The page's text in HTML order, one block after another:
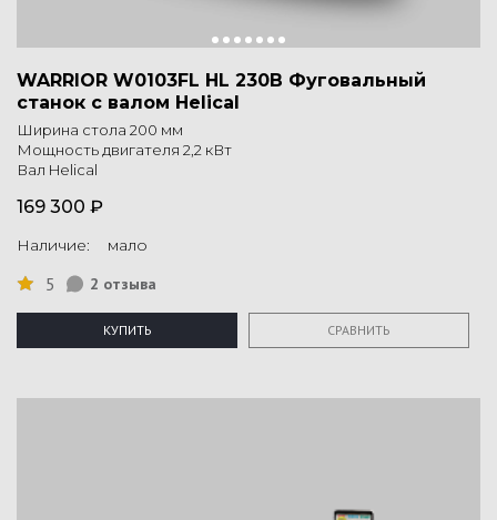
WARRIOR W0103FL HL 230В Фуговальный
станок с валом Helical
Ширина стола 200 мм
Мощность двигателя 2,2 кВт
Вал Helical
169 300 ₽
Наличие: мало
5 2 отзыва
КУПИТЬ СРАВНИТЬ